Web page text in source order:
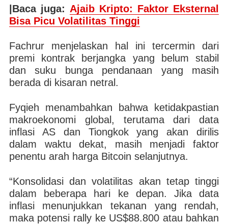
|Baca juga: Ajaib Kripto: Faktor Eksternal
Bisa Picu Volatilitas Tinggi
Fachrur menjelaskan hal ini tercermin dari
premi kontrak berjangka yang belum stabil
dan suku bunga pendanaan yang masih
berada di kisaran netral.
Fyqieh menambahkan bahwa ketidakpastian
makroekonomi global, terutama dari data
inflasi AS dan Tiongkok yang akan dirilis
dalam waktu dekat, masih menjadi faktor
penentu arah harga Bitcoin selanjutnya.
“Konsolidasi dan volatilitas akan tetap tinggi
dalam beberapa hari ke depan. Jika data
inflasi menunjukkan tekanan yang rendah,
maka potensi rally ke US$88.800 atau bahkan